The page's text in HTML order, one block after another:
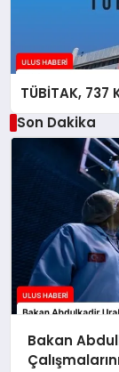
TÜBİTAK,
Son Dakika
Bakan